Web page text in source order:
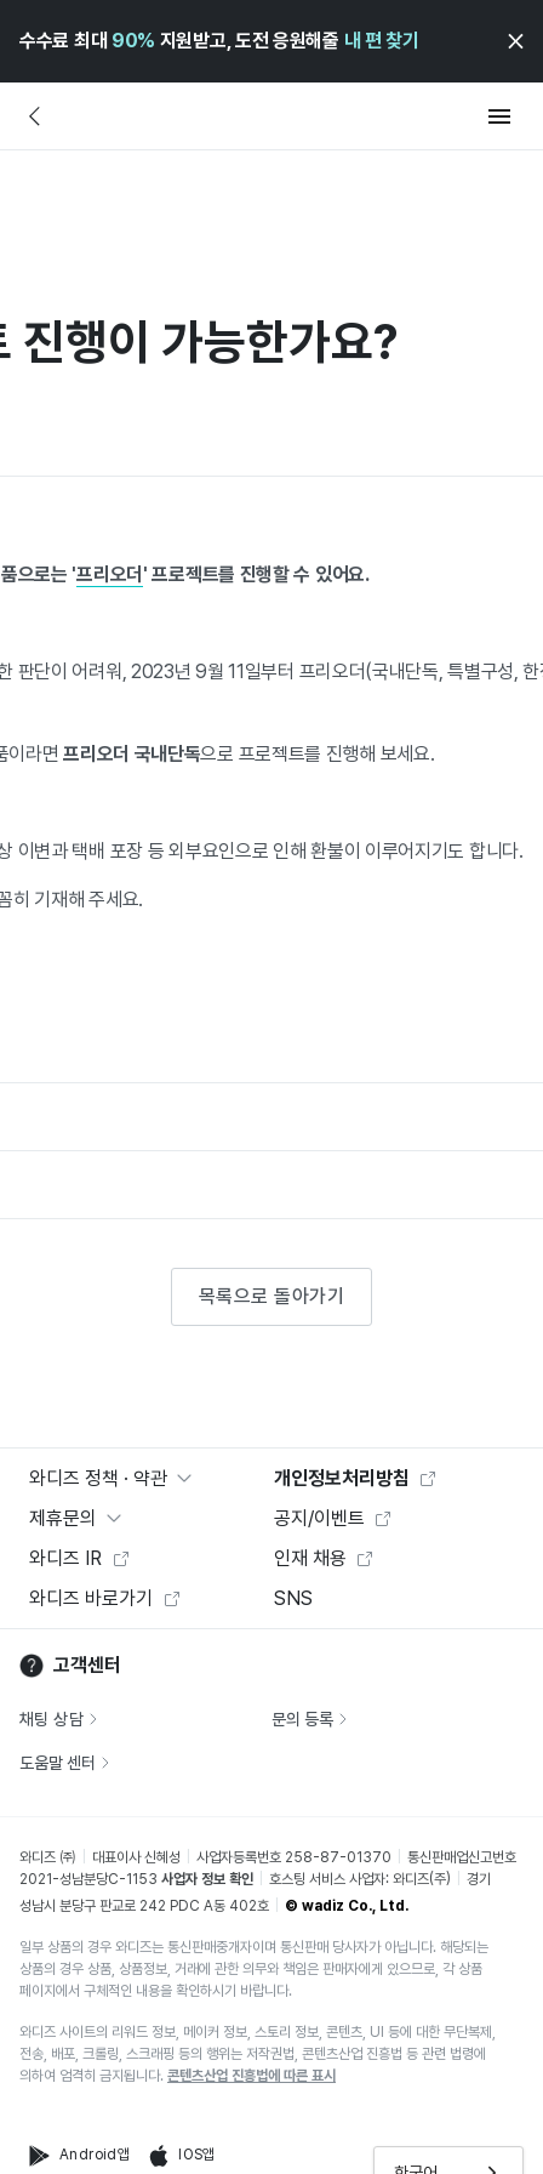
수수료 최대 90% 지원받고, 도전 응원해줄 내 편 찾기
진행이 가능한가요?
으로는 '프리오더 ' 프로젝트를 진행할 수 있어요.
판단이 어려워, 2023년 9월 11일부터 프리오더(국내단독, 특별구성,
이라면프리오더 국내단독으로 프로젝트를 진행해 보세요.
이변과 택배 포장 등 외부요인으로 인해 환불이 이루어지기도 합니다.
히 기재해 주세요.
목록으로 돌아가기
와디즈 정책 · 약관
개인정보처리방침
제휴문의
공지/이벤트
와디즈 IR
인재 채용
와디즈 바로가기
SNS
고객센터
채팅 상담 문의 등록
도움말 센터
와디즈 ㈜ 대표이사 신혜성 사업자등록번호 258-87-01370
통신판매업신고번호
2021-성남분당C-1153 사업자 정보 확인 호스팅 서비스 사업자: 와디즈(주)
경기
성남시 분당구 판교로 242 PDC A동 402호
© wadiz Co., Ltd.
일부 상품의 경우 와디즈는 통신판매중개자이며 통신판매 당사자가 아닙니다. 해당되는
상품의 경우 상품, 상품정보, 거래에 관한 의무와 책임은 판매자에게 있으므로, 각 상품
페이지에서 구체적인 내용을 확인하시기 바랍니다.
와디즈 사이트의 리워드 정보, 메이커 정보, 스토리 정보, 콘텐츠, UI 등에 대한 무단복제,
전송, 배포, 크롤링, 스크래핑 등의 행위는 저작권법, 콘텐츠산업 진흥법 등 관련 법령에
의하여 엄격히 금지됩니다. 콘텐츠산업 진흥법에 따른 표시
Android앱 IOS앱